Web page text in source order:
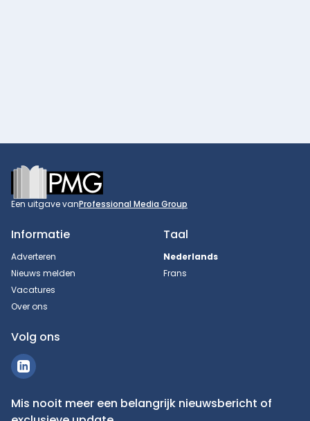
Footer
Een uitgave vanProfessional Media Group
Informatie
Adverteren
Nieuws melden
Vacatures
Over ons
Taal
Nederlands
Frans
Volg ons
Mis nooit meer een belangrijk nieuwsbericht of